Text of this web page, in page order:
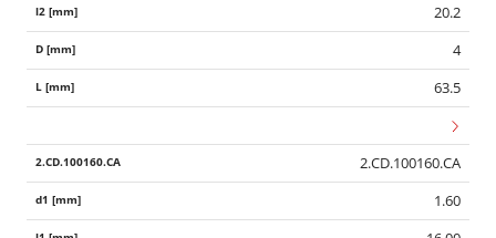
20.2
4
63.5
2.CD.100160.CA
1.60